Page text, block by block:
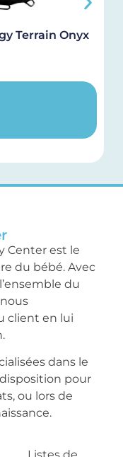
Terrain Onyx
Center est le
du bébé. Avec
du
client en lui
dans le
pour
ou lors de
Listes de